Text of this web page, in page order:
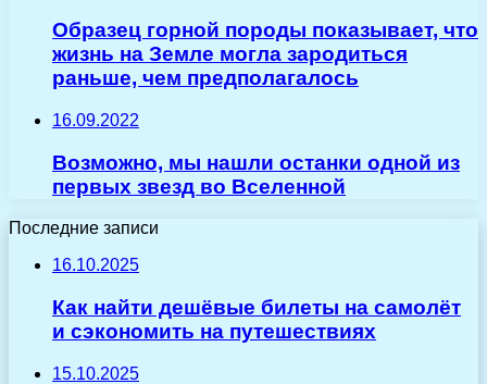
Образец горной породы показывает, что
жизнь на Земле могла зародиться
раньше, чем предполагалось
16.09.2022
Возможно, мы нашли останки одной из
первых звезд во Вселенной
Последние записи
16.10.2025
Как найти дешёвые билеты на самолёт
и сэкономить на путешествиях
15.10.2025